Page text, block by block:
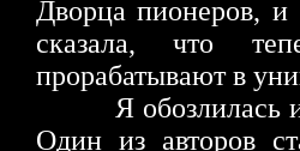
Дворца пионеров,
сказала, что
прорабатывают в
Я обозлилась и
Один из авторов